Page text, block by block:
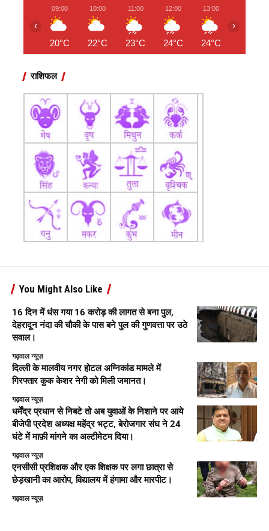
09:00
20°C
10:00
22°C
11:00
23°C
12:00
24°C
13:00
24°C
‹ ›
राशिफल
You Might Also Like
16 दिन में धंस गया 16 करोड़ की लागत से बना पुल,
देहरादून नंदा की चौकी के पास बने पुल की गुणवत्ता पर उठे
सवाल।
गढ़वाल न्यूज़
दिल्ली के मालवीय नगर होटल अग्निकांड मामले में
गिरफ्तार कुक केशर नेगी को मिली जमानत।
गढ़वाल न्यूज़
धर्मेंद्र प्रधान से निबटे तो अब युवाओं के निशाने पर आये
बीजेपी प्रदेश अध्यक्ष महेंद्र भट्ट, बेरोजगार संघ ने 24
घंटे में माफ़ी मांगने का अल्टीमेटम दिया।
गढ़वाल न्यूज़
एनसीसी प्रशिक्षक और एक शिक्षक पर लगा छात्रा से
छेड़खानी का आरोप, विद्यालय में हंगामा और मारपीट।
गढ़वाल न्यूज़